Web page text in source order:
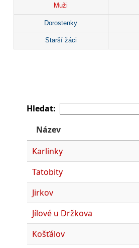
Muži
Dorostenky
Starší žáci
Hledat:
Název
Karlinky
Tatobity
Jirkov
Jílové u Držkova
Košťálov